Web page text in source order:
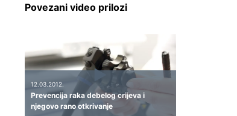
Povezani video prilozi
12.03.2012.
Prevencija raka debelog crijeva i
njegovo rano otkrivanje